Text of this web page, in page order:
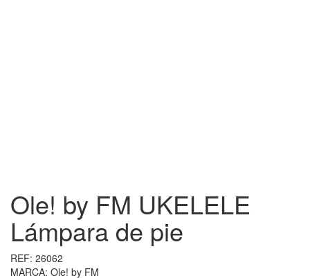
Ole! by FM UKELELE
Lámpara de pie
REF: 26062
MARCA: Ole! by FM